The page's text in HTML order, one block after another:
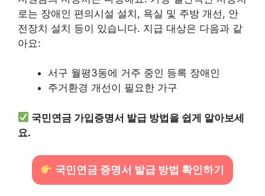
로는 장애인 편의시설 설치, 욕실 및 주방 개선, 안
전장치 설치 등이 있습니다. 지급 대상은 다음과 같
아요:
서구 월평3동에 거주 중인 등록 장애인
주거환경 개선이 필요한 가구
국민연금 가입증명서 발급 방법을 쉽게 알아보세
요.
국민연금 증명서 발급 방법 확인하기